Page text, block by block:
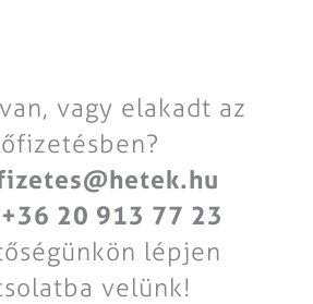
vagy elakadt az
+36 20 913 77 23
lépjen
velünk!